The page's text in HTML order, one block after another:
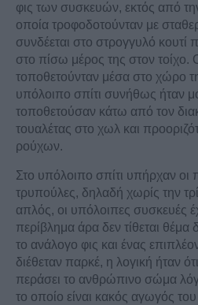
φις των συσκευών, εκτός από
οποία τροφοδοτούνταν με
συνδέεται στο στρογγυλό κουτί
στο πίσω μέρος της στον τοίχο.
τοποθετούνταν μέσα στο χώρο
υπόλοιπο σπίτι συνήθως ήταν
τοποθετούσαν κάτω από τον
τουαλέτας στο χωλ και
ρούχων.
Στο υπόλοιπο σπίτι υπήρχαν οι
τρυπούλες, δηλαδή χωρίς την
απλός, οι υπόλοιπες συσκευές
περίβλημα άρα δεν τίθεται θέμα
το ανάλογο φις και ένας
διέθεταν παρκέ, η λογική ήταν
περάσει το ανθρώπινο σώμα
το οποίο είναι κακός αγωγός